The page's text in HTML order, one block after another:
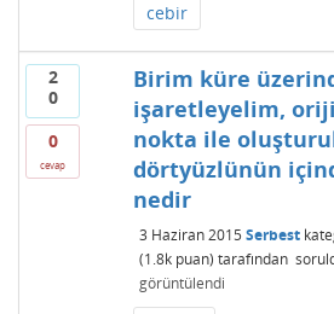
cebir
2
0
0
cevap
Birim küre
işaretleyelim,
nokta ile
dörtyüzlünün
nedir
3 Haziran 2015 Serbest
(1.8kpuan) tarafından
görüntülendi